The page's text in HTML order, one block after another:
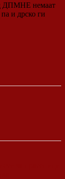
ДПМНЕ немаат
и дрско ги